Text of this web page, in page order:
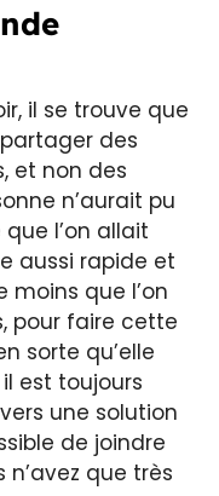
il se trouve que
des
et non des
n’aurait pu
l’on allait
aussi rapide et
que l’on
pour faire cette
sorte qu’elle
est toujours
une solution
de joindre
que très